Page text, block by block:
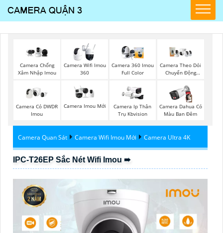
Camera Chống
Xâm Nhập Imou
Camera Wifi Imou
360
Camera 360 Imou
Full Color
Camera Theo Dỏi
Chuyển Động
Camera Có DWDR
Imou
Camera Imou Mới
Camera Ip Thân
Trụ Kbvision
Camera Dahua Có
Màu Ban Đêm
Camera Quan Sát Camera Wifi Imou Mới Camera Ultra 4K
IPC-T26EP Sắc Nét Wifi Imou ➠